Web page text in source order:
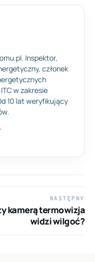
Inspektor,
członek
w zakresie
10 lat weryfikujący
NASTĘPNY
kamerą termowizja
widzi wilgoć?